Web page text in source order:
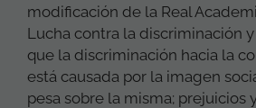
modificación de la Real
Lucha contra la discriminación
que la discriminación hacia la
está causada por la imagen
pesa sobre la misma; prejuicios